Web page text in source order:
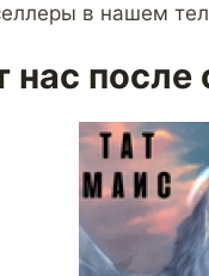
в нашем
нас